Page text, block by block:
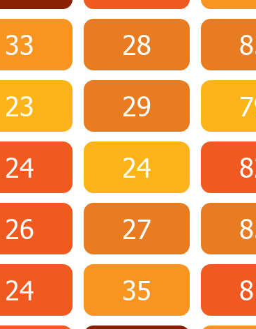
33 28
23 29
24 24
26 27
24 35